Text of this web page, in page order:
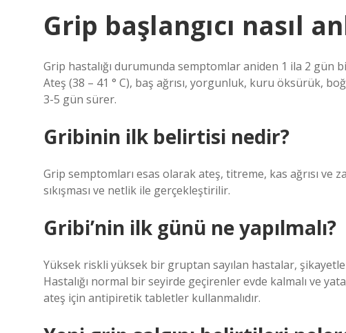
Grip başlangıcı nasıl
Grip hastalığı durumunda semptomlar aniden 1 ila 2 gün
Ateş (38 – 41 ° C), baş ağrısı, yorgunluk, kuru öksürük,
3-5 gün sürer.
Gribinin ilk belirtisi nedir?
Grip semptomları esas olarak ateş, titreme, kas ağrısı ve
sıkışması ve netlik ile gerçekleştirilir.
Gribi’nin ilk günü ne yapılmalı?
Yüksek riskli yüksek bir gruptan sayılan hastalar,
Hastalığı normal bir seyirde geçirenler evde kalmalı ve
ateş için antipiretik tabletler kullanmalıdır.